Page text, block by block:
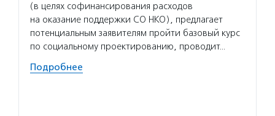
(в целях софинансирования расходов
на оказание поддержки СО НКО), предлагает
потенциальным заявителям пройти базовый курс
по социальному проектированию, проводит…
Подробнее